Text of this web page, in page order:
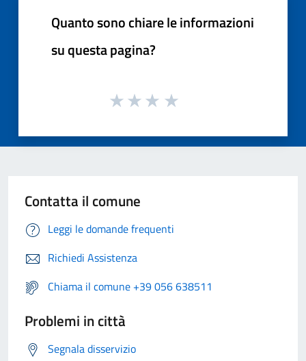
Quanto sono chiare le informazioni
su questa pagina?
Contatta il comune
Leggi le domande frequenti
Richiedi Assistenza
Chiama il comune +39 056 638511
Problemi in città
Segnala disservizio